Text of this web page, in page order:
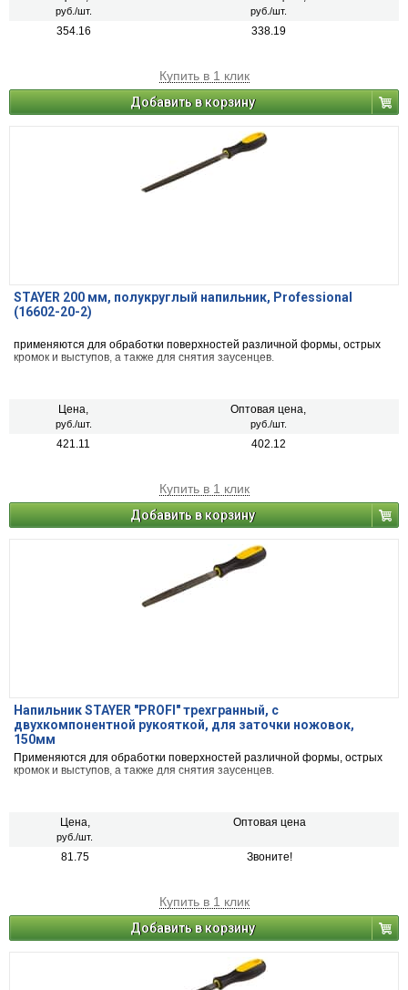
руб./шт. руб./шт.
354.16 338.19
Купить в 1 клик
Добавить в корзину
STAYER 200 мм, полукруглый напильник, Professional
(16602-20-2)
применяются для обработки поверхностей различной формы, острых
кромок и выступов, а также для снятия заусенцев.
Цена,
руб./шт.
Оптовая цена,
руб./шт.
421.11 402.12
Купить в 1 клик
Добавить в корзину
Напильник STAYER "PROFI" трехгранный, с
двухкомпонентной рукояткой, для заточки ножовок,
150мм
Применяются для обработки поверхностей различной формы, острых
кромок и выступов, а также для снятия заусенцев.
Цена,
руб./шт.
Оптовая цена
81.75 Звоните!
Купить в 1 клик
Добавить в корзину